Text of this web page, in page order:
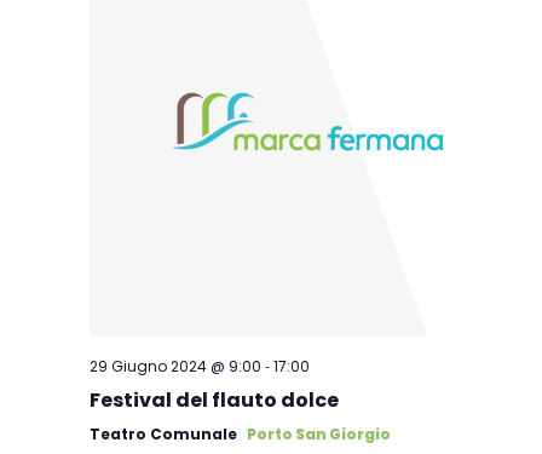
29 Giugno 2024 @ 9:00 -17:00
Festival del flauto dolce
Teatro Comunale Porto San Giorgio